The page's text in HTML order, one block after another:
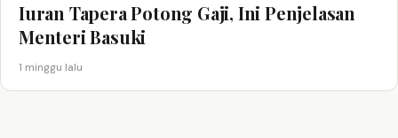
Iuran Tapera Potong Gaji, Ini Penjelasan
Menteri Basuki
1 minggu lalu